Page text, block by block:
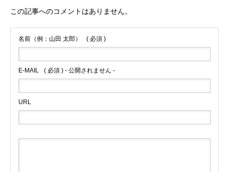
この記事へのコメントはありません。
名前（例：山田 太郎） ( 必須 )
E-MAIL ( 必須 ) - 公開されません -
URL